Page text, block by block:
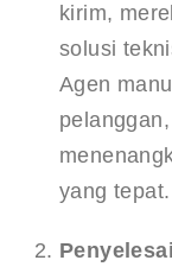
kirim,
solusi
Agen
yang tepat.